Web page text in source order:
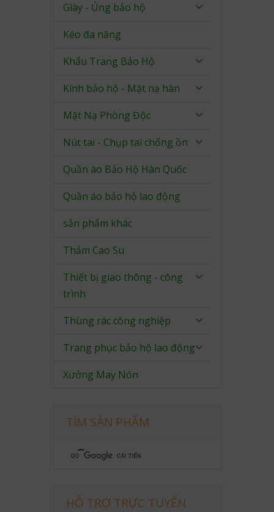
Giày - Ủng bảo hộ
Kéo đa năng
Khẩu Trang Bảo Hộ
Kính bảo hộ - Mặt nạ hàn
Mặt Nạ Phòng Độc
Nút tai - Chụp tai chống ồn
Quần áo Bảo Hộ Hàn Quốc
Quần áo bảo hộ lao động
sản phẩm khác
Thảm Cao Su
Thiết bị giao thông - công
trình
Thùng rác công nghiệp
Trang phục bảo hộ lao động
Xưởng May Nón
TÌM SẢN PHẨM
HỖ TRỢ TRỰC TUYẾN